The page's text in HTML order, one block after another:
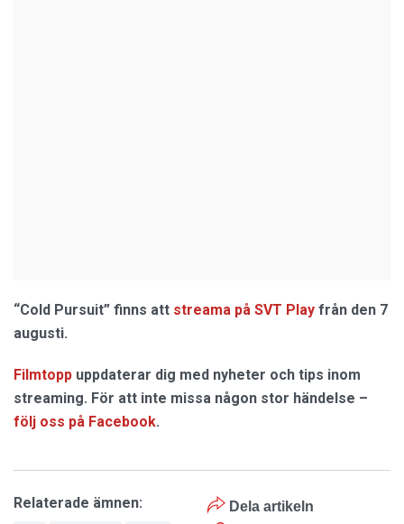
“Cold Pursuit” finns att streama på SVT Play från den 7
augusti.
Filmtopp uppdaterar dig med nyheter och tips inom
streaming. För att inte missa någon stor händelse –
följ oss på Facebook.
Dela artikeln
Relaterade ämnen: